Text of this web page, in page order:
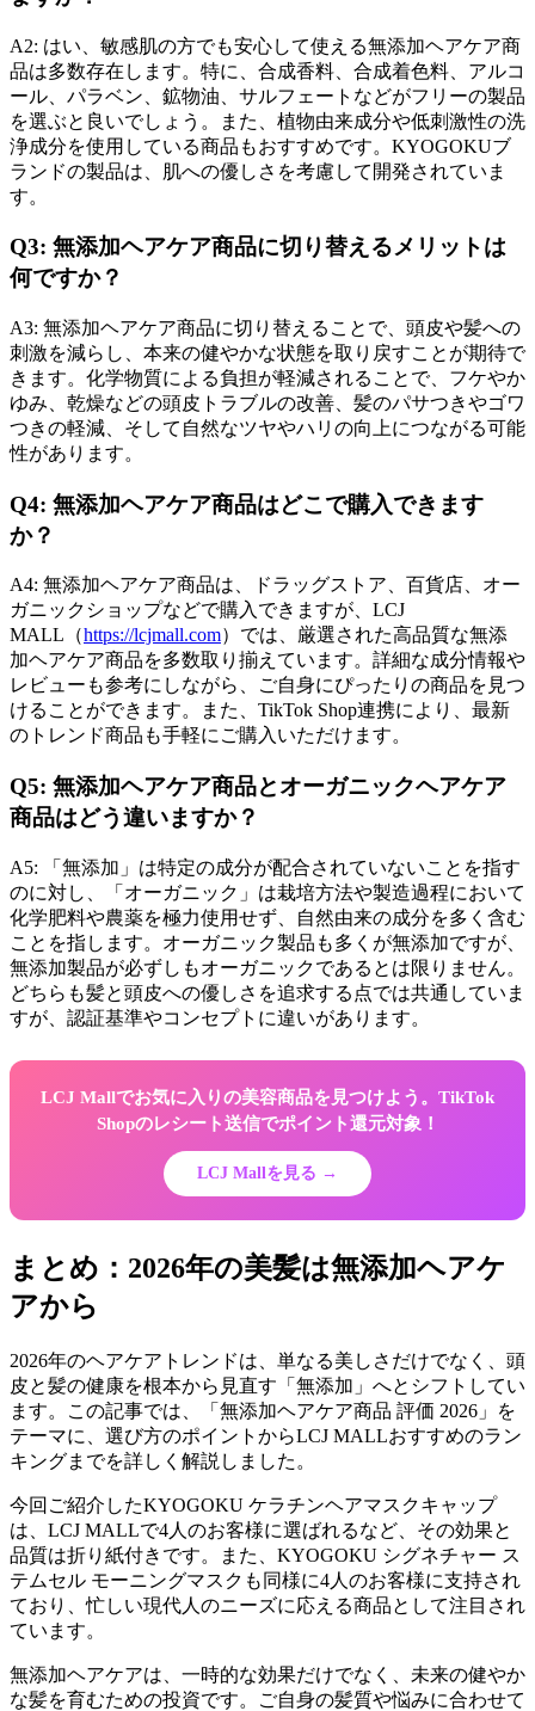
A2: はい、敏感肌の方でも安心して使える無添加ヘアケア商
品は多数存在します。特に、合成香料、合成着色料、アルコ
ール、パラベン、鉱物油、サルフェートなどがフリーの製品
を選ぶと良いでしょう。また、植物由来成分や低刺激性の洗
浄成分を使用している商品もおすすめです。KYOGOKUブ
ランドの製品は、肌への優しさを考慮して開発されていま
す。
Q3: 無添加ヘアケア商品に切り替えるメリットは
何ですか？
A3: 無添加ヘアケア商品に切り替えることで、頭皮や髪への
刺激を減らし、本来の健やかな状態を取り戻すことが期待で
きます。化学物質による負担が軽減されることで、フケやか
ゆみ、乾燥などの頭皮トラブルの改善、髪のパサつきやゴワ
つきの軽減、そして自然なツヤやハリの向上につながる可能
性があります。
Q4: 無添加ヘアケア商品はどこで購入できます
か？
A4: 無添加ヘアケア商品は、ドラッグストア、百貨店、オー
ガニックショップなどで購入できますが、LCJ
MALL（https://lcjmall.com）では、厳選された高品質な無添
加ヘアケア商品を多数取り揃えています。詳細な成分情報や
レビューも参考にしながら、ご自身にぴったりの商品を見つ
けることができます。また、TikTok Shop連携により、最新
のトレンド商品も手軽にご購入いただけます。
Q5: 無添加ヘアケア商品とオーガニックヘアケア
商品はどう違いますか？
A5: 「無添加」は特定の成分が配合されていないことを指す
のに対し、「オーガニック」は栽培方法や製造過程において
化学肥料や農薬を極力使用せず、自然由来の成分を多く含む
ことを指します。オーガニック製品も多くが無添加ですが、
無添加製品が必ずしもオーガニックであるとは限りません。
どちらも髪と頭皮への優しさを追求する点では共通していま
すが、認証基準やコンセプトに違いがあります。
LCJ Mallでお気に入りの美容商品を見つけよう。TikTok
Shopのレシート送信でポイント還元対象！
LCJ Mallを見る →
まとめ：2026年の美髪は無添加ヘアケ
アから
2026年のヘアケアトレンドは、単なる美しさだけでなく、頭
皮と髪の健康を根本から見直す「無添加」へとシフトしてい
ます。この記事では、「無添加ヘアケア商品 評価 2026」を
テーマに、選び方のポイントからLCJ MALLおすすめのラン
キングまでを詳しく解説しました。
今回ご紹介したKYOGOKU ケラチンヘアマスクキャップ
は、LCJ MALLで4人のお客様に選ばれるなど、その効果と
品質は折り紙付きです。また、KYOGOKU シグネチャー ス
テムセル モーニングマスクも同様に4人のお客様に支持され
ており、忙しい現代人のニーズに応える商品として注目され
ています。
無添加ヘアケアは、一時的な効果だけでなく、未来の健やか
な髪を育むための投資です。ご自身の髪質や悩みに合わせて